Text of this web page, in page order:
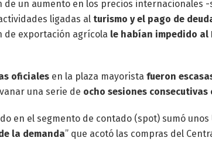
de un aumento en los precios internacionales
ligadas al turismo y el pago de
de exportación agrícola le habían impedido al
oficiales en la plaza mayorista fueron
una serie de ocho sesiones
en el segmento de contado (spot) sumó unos
la demanda” que acotó las compras del